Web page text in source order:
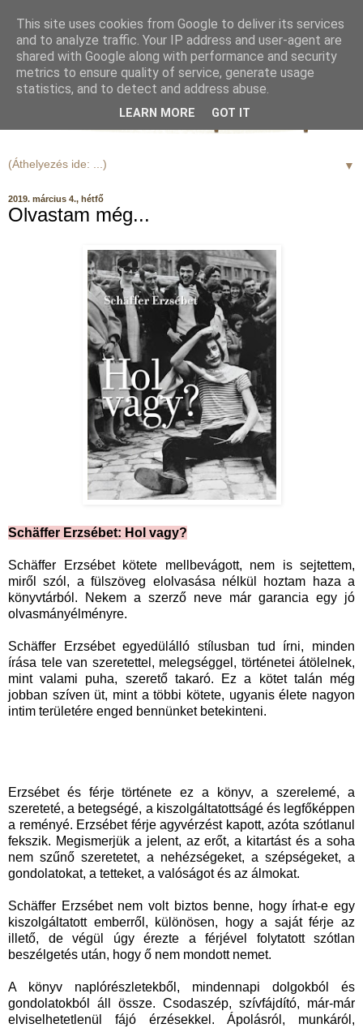
▼
2019. március 4., hétfő
Olvastam még...
Schäffer Erzsébet: Hol vagy?
Schäffer Erzsébet kötete mellbevágott, nem is sejtettem,
miről szól, a fülszöveg elolvasása nélkül hoztam haza a
könyvtárból. Nekem a szerző neve már garancia egy jó
olvasmányélményre.
Schäffer Erzsébet egyedülálló stílusban tud írni, minden
írása tele van szeretettel, melegséggel, történetei átölelnek,
mint valami puha, szerető takaró. Ez a kötet talán még
jobban szíven üt, mint a többi kötete, ugyanis élete nagyon
intim területére enged bennünket betekinteni.
Erzsébet és férje története ez a könyv, a szerelemé, a
szereteté, a betegségé, a kiszolgáltatottságé és legfőképpen
a reményé. Erzsébet férje agyvérzést kapott, azóta szótlanul
fekszik. Megismerjük a jelent, az erőt, a kitartást és a soha
nem szűnő szeretetet, a nehézségeket, a szépségeket, a
gondolatokat, a tetteket, a valóságot és az álmokat.
Schäffer Erzsébet nem volt biztos benne, hogy írhat-e egy
kiszolgáltatott emberről, különösen, hogy a saját férje az
illető, de végül úgy érezte a férjével folytatott szótlan
beszélgetés után, hogy ő nem mondott nemet.
A könyv naplórészletekből, mindennapi dolgokból és
gondolatokból áll össze. Csodaszép, szívfájdító, már-már
elviselhetetlenül fájó érzésekkel. Ápolásról, munkáról,
This site uses cookies from Google to deliver its services
and to analyze traffic. Your IP address and user-agent are
shared with Google along with performance and security
metrics to ensure quality of service, generate usage
statistics, and to detect and address abuse.
LEARN MORE GOT IT